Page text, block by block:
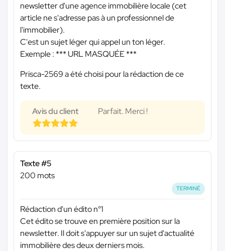
newsletter d'une agence immobilière locale (cet
article ne s'adresse pas à un professionnel de
l'immobilier).
C'est un sujet léger qui appel un ton léger.
Exemple : *** URL MASQUÉE ***
Prisca-2569 a été choisi pour la rédaction de ce
texte.
Avis du client Parfait. Merci !
Texte #5
200 mots
TERMINÉ
Rédaction d'un édito n°1
Cet édito se trouve en première position sur la
newsletter. Il doit s'appuyer sur un sujet d'actualité
immobilière des deux derniers mois.